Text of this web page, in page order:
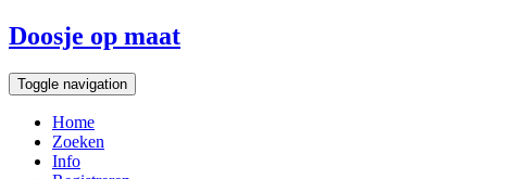
Doosje op maat
Toggle navigation
Home
Zoeken
Info